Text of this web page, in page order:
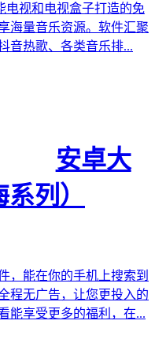
电视和电视盒子打造的免
海量音乐资源。软件汇聚
音热歌、各类音乐排...
安卓大
列）
，能在你的手机上搜索到
程无广告，让您更投入的
能享受更多的福利，在...